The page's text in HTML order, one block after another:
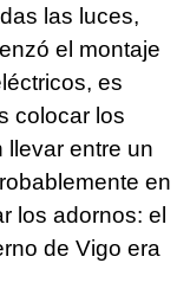
las luces,
el montaje
es
colocar los
llevar entre un
en
los adornos: el
de Vigo era